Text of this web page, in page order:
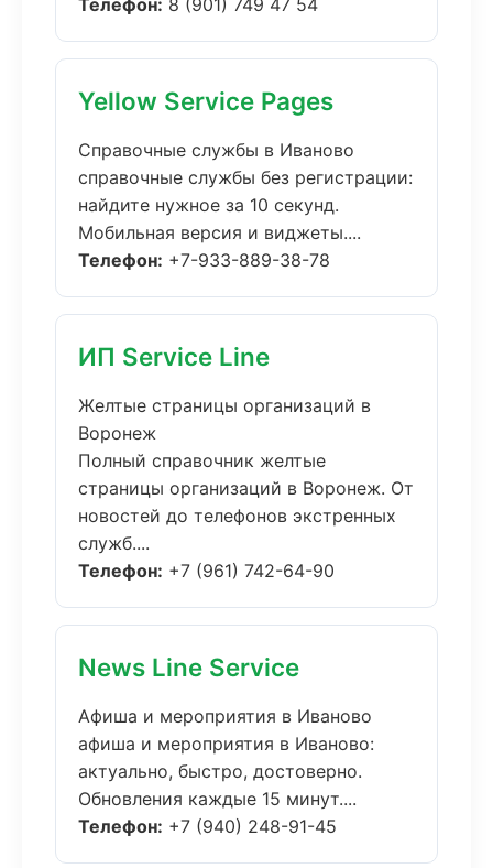
Телефон: 8 (901) 749 47 54
Yellow Service Pages
Справочные службы в Иваново
справочные службы без регистрации:
найдите нужное за 10 секунд.
Мобильная версия и виджеты....
Телефон: +7-933-889-38-78
ИП Service Line
Желтые страницы организаций в
Воронеж
Полный справочник желтые
страницы организаций в Воронеж. От
новостей до телефонов экстренных
служб....
Телефон: +7 (961) 742-64-90
News Line Service
Афиша и мероприятия в Иваново
афиша и мероприятия в Иваново:
актуально, быстро, достоверно.
Обновления каждые 15 минут....
Телефон: +7 (940) 248-91-45